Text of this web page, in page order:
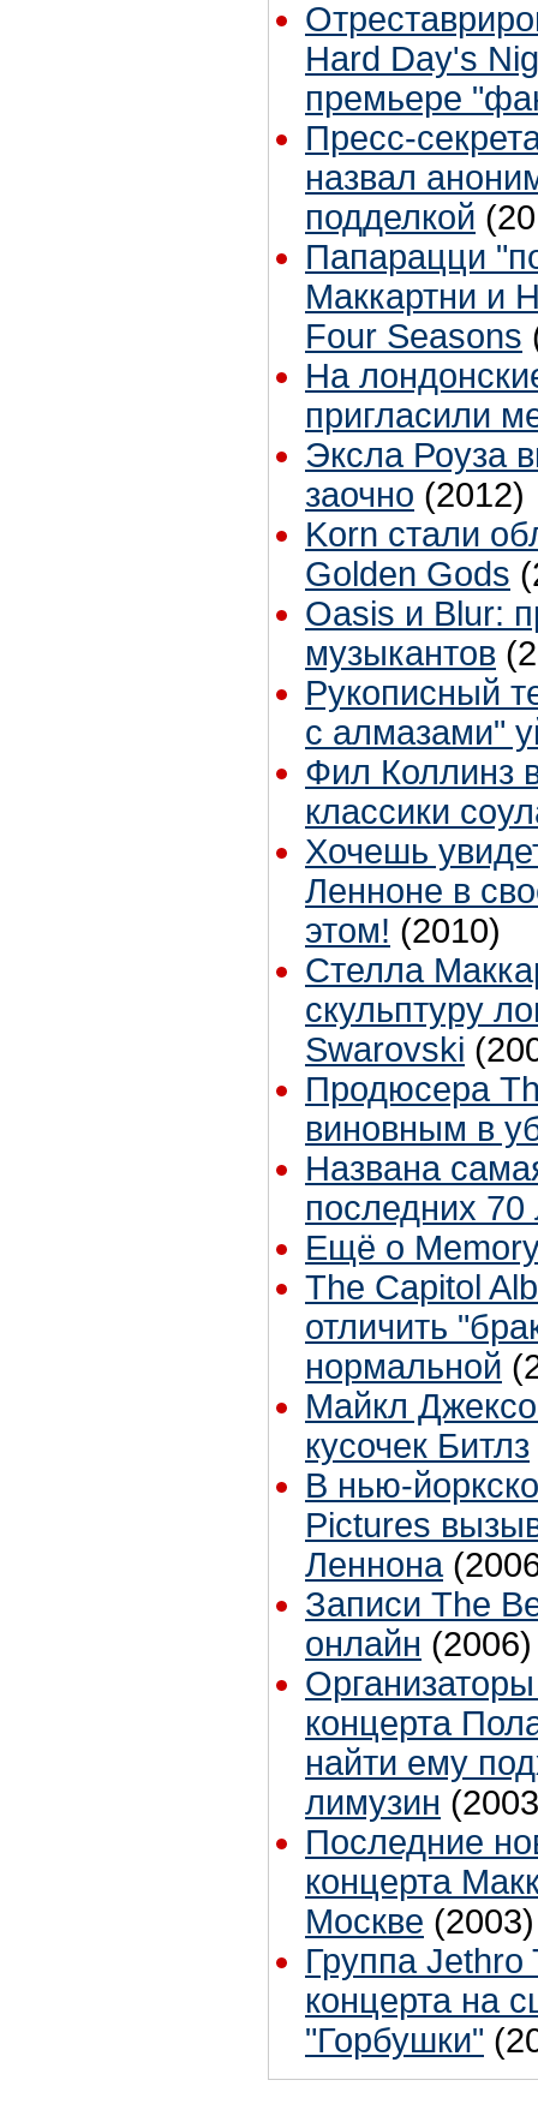
Hard Day's
премьере
Пресс-
назвал
подделкой
Папарацци
Маккартни и
Four Seasons
На
пригласили
Эксла Роуза
заочно (2012)
Korn стали
Golden Gods
Oasis и Blur:
музыкантов
Рукописный
с алмазами"
Фил Коллинз
классики
Хочешь
Ленноне в
этом! (2010)
Стелла
скульптуру
Swarovski
Продюсера
виновным в
Названа
последних 70
Ещё о
The Capitol
отличить
нормальной
Майкл
кусочек Битлз
В нью-
Pictures
Леннона
Записи The
онлайн (2006)
концерта
найти ему
лимузин
Последние
концерта
Москве (2003)
Группа Jethro
концерта на
"Горбушки"